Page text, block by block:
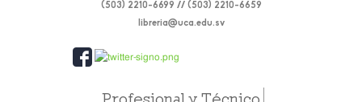
(503) 2210-6699 // (503) 2210-6659
libreria@uca.edu.sv